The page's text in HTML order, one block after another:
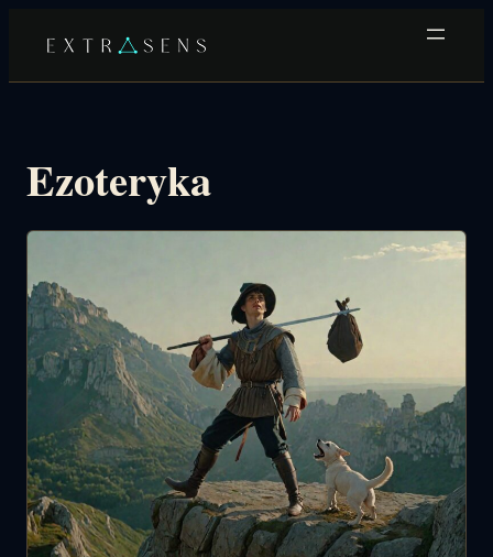
treści
Ezoteryka